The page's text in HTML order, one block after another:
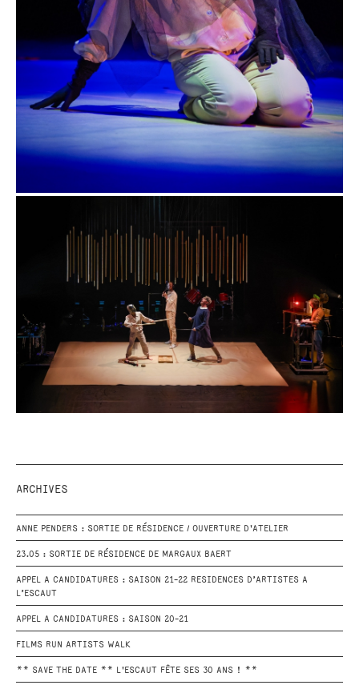
ARCHIVES
ANNE PENDERS : SORTIE DE RÉSIDENCE / OUVERTURE D'ATELIER
23.05 : SORTIE DE RÉSIDENCE DE MARGAUX BAERT
APPEL A CANDIDATURES : SAISON 21-22 RESIDENCES D’ARTISTES A
L’ESCAUT
APPEL A CANDIDATURES : SAISON 20-21
FILMS RUN ARTISTS WALK
** SAVE THE DATE ** L'ESCAUT FÊTE SES 30 ANS ! **